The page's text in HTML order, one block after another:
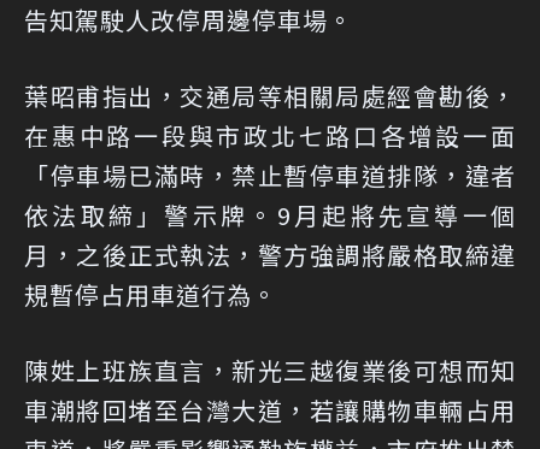
告知駕駛人改停周邊停車場。
葉昭甫指出，交通局等相關局處經會勘後，
在惠中路一段與市政北七路口各增設一面
「停車場已滿時，禁止暫停車道排隊，違者
依法取締」警示牌。9月起將先宣導一個
月，之後正式執法，警方強調將嚴格取締違
規暫停占用車道行為。
陳姓上班族直言，新光三越復業後可想而知
車潮將回堵至台灣大道，若讓購物車輛占用